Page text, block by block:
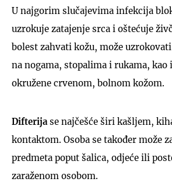
U najgorim slučajevima infekcija
uzrokuje zatajenje srca i oštećuje
bolest zahvati kožu, može
na nogama, stopalima i rukama, kao
okružene crvenom, bolnom kožom.
Difterija se najčešće širi kašljem,
kontaktom. Osoba se također može
predmeta poput šalica, odjeće ili
zaraženom osobom.